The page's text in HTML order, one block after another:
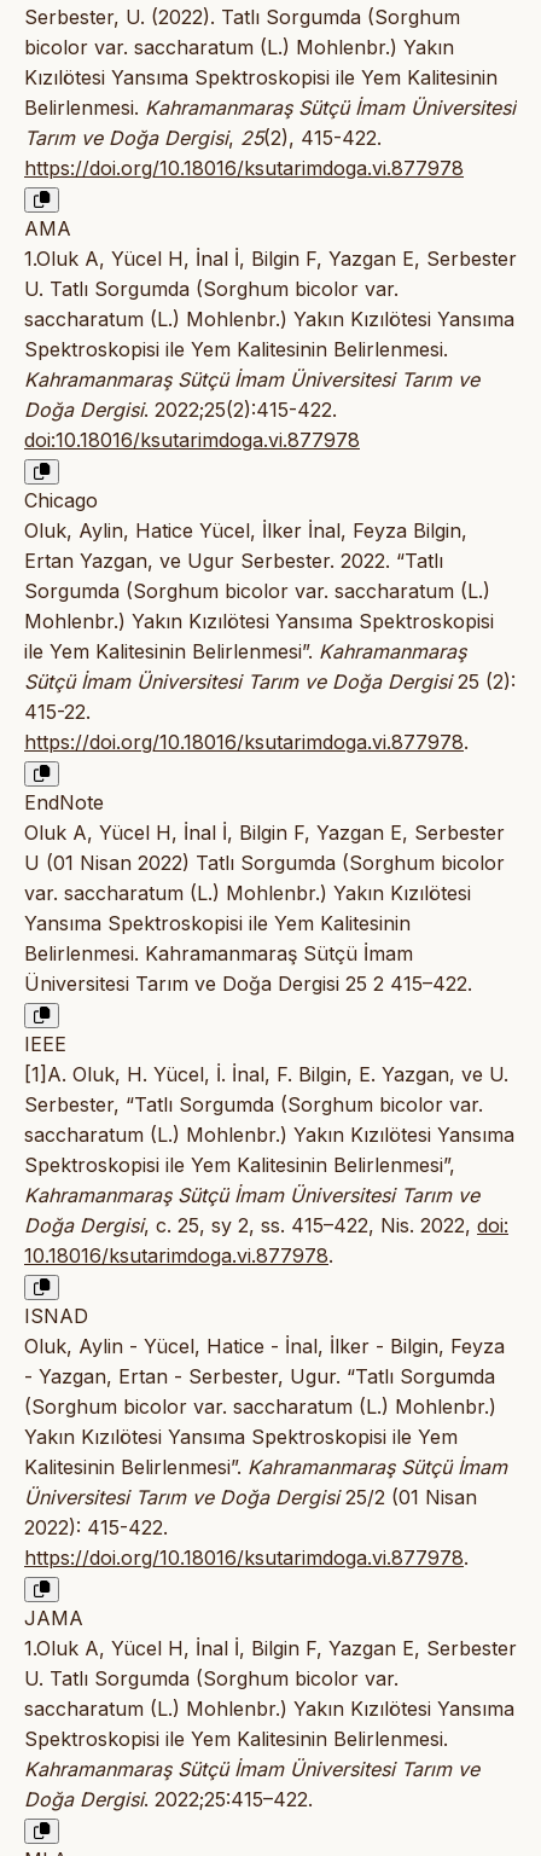
Serbester, U. (2022). Tatlı Sorgumda (Sorghum
bicolor var. saccharatum (L.) Mohlenbr.) Yakın
Kızılötesi Yansıma Spektroskopisi ile Yem Kalitesinin
Belirlenmesi. Kahramanmaraş Sütçü İmam Üniversitesi
Tarım ve Doğa Dergisi, 25(2), 415-422.
https://doi.org/10.18016/ksutarimdoga.vi.877978
AMA
1.Oluk A, Yücel H, İnal İ, Bilgin F, Yazgan E, Serbester
U. Tatlı Sorgumda (Sorghum bicolor var.
saccharatum (L.) Mohlenbr.) Yakın Kızılötesi Yansıma
Spektroskopisi ile Yem Kalitesinin Belirlenmesi.
Kahramanmaraş Sütçü İmam Üniversitesi Tarım ve
Doğa Dergisi. 2022;25(2):415-422.
doi:10.18016/ksutarimdoga.vi.877978
Chicago
Oluk, Aylin, Hatice Yücel, İlker İnal, Feyza Bilgin,
Ertan Yazgan, ve Ugur Serbester. 2022. “Tatlı
Sorgumda (Sorghum bicolor var. saccharatum (L.)
Mohlenbr.) Yakın Kızılötesi Yansıma Spektroskopisi
ile Yem Kalitesinin Belirlenmesi”. Kahramanmaraş
Sütçü İmam Üniversitesi Tarım ve Doğa Dergisi25 (2):
415-22.
https://doi.org/10.18016/ksutarimdoga.vi.877978.
EndNote
Oluk A, Yücel H, İnal İ, Bilgin F, Yazgan E, Serbester
U (01 Nisan 2022) Tatlı Sorgumda (Sorghum bicolor
var. saccharatum (L.) Mohlenbr.) Yakın Kızılötesi
Yansıma Spektroskopisi ile Yem Kalitesinin
Belirlenmesi. Kahramanmaraş Sütçü İmam
Üniversitesi Tarım ve Doğa Dergisi 25 2 415–422.
IEEE
[1]A. Oluk, H. Yücel, İ. İnal, F. Bilgin, E. Yazgan, ve U.
Serbester, “Tatlı Sorgumda (Sorghum bicolor var.
saccharatum (L.) Mohlenbr.) Yakın Kızılötesi Yansıma
Spektroskopisi ile Yem Kalitesinin Belirlenmesi”,
Kahramanmaraş Sütçü İmam Üniversitesi Tarım ve
Doğa Dergisi, c. 25, sy 2, ss. 415–422, Nis. 2022, doi:
10.18016/ksutarimdoga.vi.877978.
ISNAD
Oluk, Aylin - Yücel, Hatice - İnal, İlker - Bilgin, Feyza
- Yazgan, Ertan - Serbester, Ugur. “Tatlı Sorgumda
(Sorghum bicolor var. saccharatum (L.) Mohlenbr.)
Yakın Kızılötesi Yansıma Spektroskopisi ile Yem
Kalitesinin Belirlenmesi”. Kahramanmaraş Sütçü İmam
Üniversitesi Tarım ve Doğa Dergisi25/2 (01 Nisan
2022): 415-422.
https://doi.org/10.18016/ksutarimdoga.vi.877978.
JAMA
1.Oluk A, Yücel H, İnal İ, Bilgin F, Yazgan E, Serbester
U. Tatlı Sorgumda (Sorghum bicolor var.
saccharatum (L.) Mohlenbr.) Yakın Kızılötesi Yansıma
Spektroskopisi ile Yem Kalitesinin Belirlenmesi.
Kahramanmaraş Sütçü İmam Üniversitesi Tarım ve
Doğa Dergisi. 2022;25:415–422.